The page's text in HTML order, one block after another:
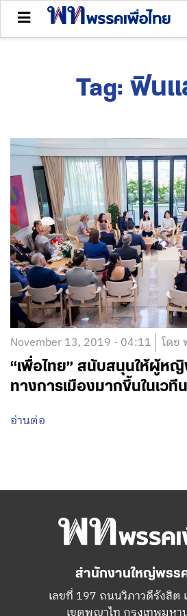
Tag: ฟินแ
November 13, 2019 - 04:11 โดย
“เพื่อไทย” สนับสนุนให้ผู้หญิ
ทางการเมืองมากขึ้นในเวที
อ่านต่อ
สำนักงานใหญ่พรร
เลขที่ 197 ถนนวิภาวดีรังสิต